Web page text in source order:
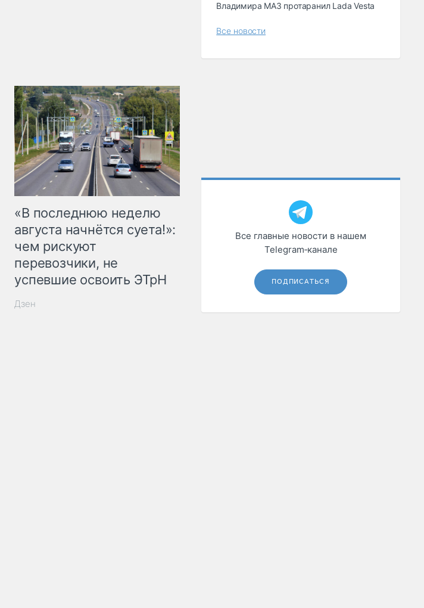
«В последнюю неделю
августа начнётся суета!»:
чем рискуют
перевозчики, не
успевшие освоить ЭТрН
Дзен
Владимира МАЗ протаранил Lada Vesta
Все новости
Все главные новости в нашем
Telegram‑канале
ПОДПИСАТЬСЯ